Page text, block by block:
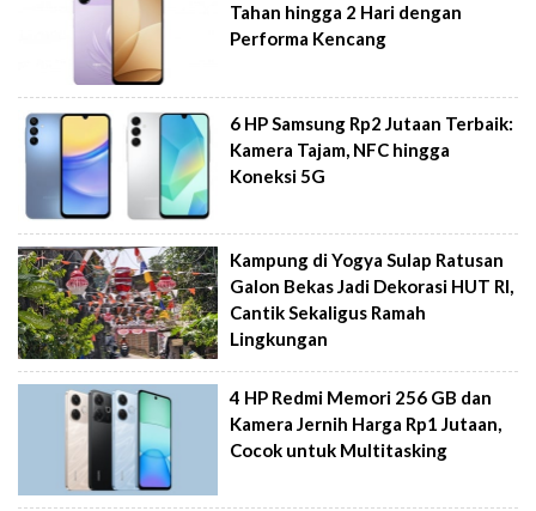
Tahan hingga 2 Hari dengan
Performa Kencang
6 HP Samsung Rp2 Jutaan Terbaik:
Kamera Tajam, NFC hingga
Koneksi 5G
Kampung di Yogya Sulap Ratusan
Galon Bekas Jadi Dekorasi HUT RI,
Cantik Sekaligus Ramah
Lingkungan
4 HP Redmi Memori 256 GB dan
Kamera Jernih Harga Rp1 Jutaan,
Cocok untuk Multitasking